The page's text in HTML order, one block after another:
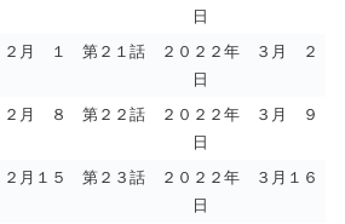
日
月 １
第２１話 ２０２２年 ３月 ２
日
２月 ８
第２２話 ２０２２年 ３月 ９
日
月１５
第２３話 ２０２２年 ３月１６
日